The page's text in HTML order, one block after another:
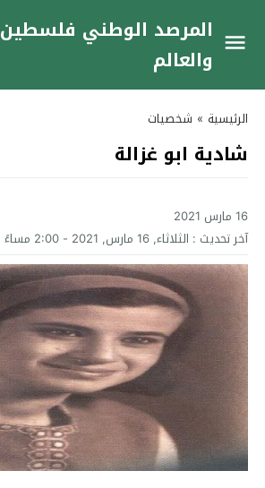
المرصد الوطني فلسطين
والعالم
الرئيسية » شخصيات
شادية ابو غزالة
16 مارس 2021
آخر تحديث : الثلاثاء, 16 مارس, 2021 - 2:00 مساءً